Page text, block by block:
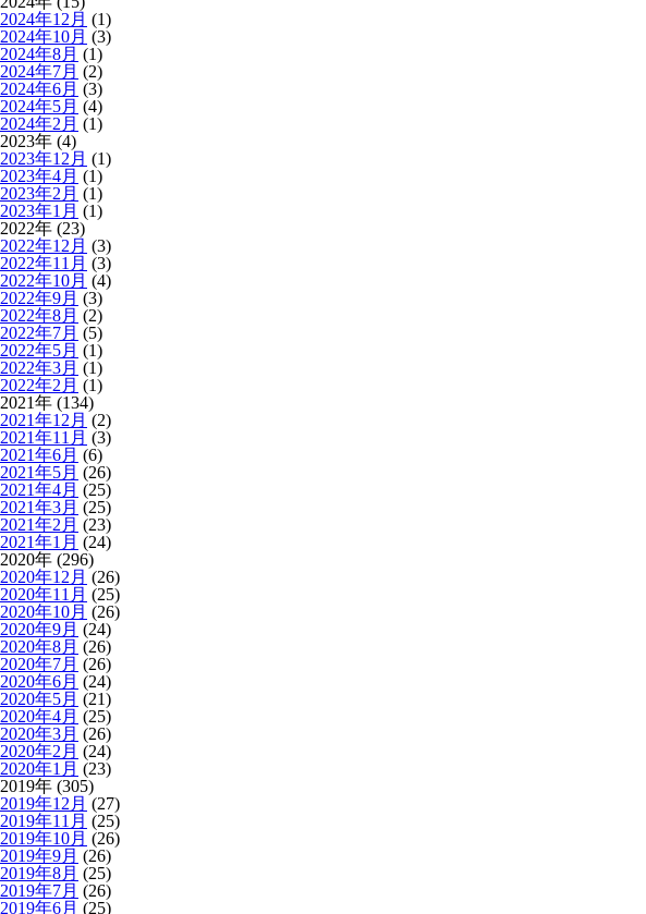
2024年12月 (1)
2024年10月 (3)
2024年8月 (1)
2024年7月 (2)
2024年6月 (3)
2024年5月 (4)
2024年2月 (1)
2023年 (4)
2023年12月 (1)
2023年4月 (1)
2023年2月 (1)
2023年1月 (1)
2022年 (23)
2022年12月 (3)
2022年11月 (3)
2022年10月 (4)
2022年9月 (3)
2022年8月 (2)
2022年7月 (5)
2022年5月 (1)
2022年3月 (1)
2022年2月 (1)
2021年 (134)
2021年12月 (2)
2021年11月 (3)
2021年6月 (6)
2021年5月 (26)
2021年4月 (25)
2021年3月 (25)
2021年2月 (23)
2021年1月 (24)
2020年 (296)
2020年12月 (26)
2020年11月 (25)
2020年10月 (26)
2020年9月 (24)
2020年8月 (26)
2020年7月 (26)
2020年6月 (24)
2020年5月 (21)
2020年4月 (25)
2020年3月 (26)
2020年2月 (24)
2020年1月 (23)
2019年 (305)
2019年12月 (27)
2019年11月 (25)
2019年10月 (26)
2019年9月 (26)
2019年8月 (25)
2019年7月 (26)
2019年6月 (25)